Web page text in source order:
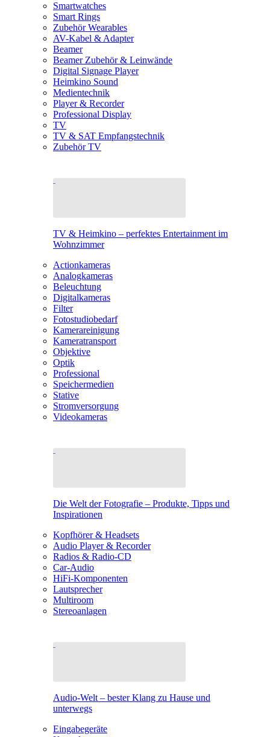
Smartwatches
Smart Rings
Zubehör Wearables
AV-Kabel & Adapter
Beamer
Beamer Zubehör & Leinwände
Digital Signage Player
Heimkino Sound
Medientechnik
Player & Recorder
Professional Display
TV
TV & SAT Empfangstechnik
Zubehör TV
TV & Heimkino – perfektes Entertainment im
Wohnzimmer
Actionkameras
Analogkameras
Beleuchtung
Digitalkameras
Filter
Fotostudiobedarf
Kamerareinigung
Kameratransport
Objektive
Optik
Professional
Speichermedien
Stative
Stromversorgung
Videokameras
Die Welt der Fotografie – Produkte, Tipps und
Inspirationen
Kopfhörer & Headsets
Audio Player & Recorder
Radios & Radio-CD
Car-Audio
HiFi-Komponenten
Lautsprecher
Multiroom
Stereoanlagen
Audio-Welt – bester Klang zu Hause und
unterwegs
Eingabegeräte